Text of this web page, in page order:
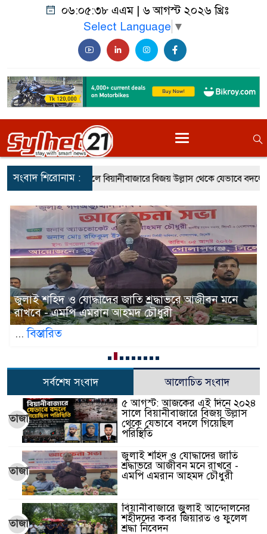
০৬:০৫:৪০ এএম| ৬ আগস্ট ২০২৬ খ্রিঃ
Select Language ▼
সংবাদ শিরোনাম :বিজয় উল্লাস থেকে যেভাবে বদলে গিয়েছিল পরিস্থিতি
জুলাই শহিদ ও যোদ্ধাদের জাতি শ্রদ্ধাভরে আজীবন মনে
রাখবে - এমপি এমরান আহমদ চৌধুরী
...বিস্তারিত
সর্বশেষ সংবাদ
আলোচিত সংবাদ
৫ আগস্ট: আজকের এই দিনে ২০২৪
সালে বিয়ানীবাজারে বিজয় উল্লাস
থেকে যেভাবে বদলে গিয়েছিল
পরিস্থিতি
তাজা
জুলাই শহিদ ও যোদ্ধাদের জাতি
শ্রদ্ধাভরে আজীবন মনে রাখবে -
এমপি এমরান আহমদ চৌধুরী
তাজা
বিয়ানীবাজারে জুলাই আন্দোলনের
শহীদদের কবর জিয়ারত ও ফুলেল
শ্রদ্ধা নিবেদন
তাজা